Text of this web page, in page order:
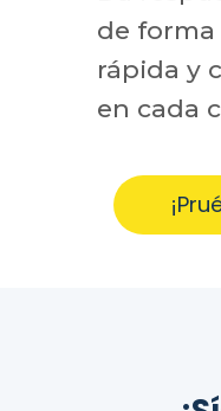
de
rápida y
en cada